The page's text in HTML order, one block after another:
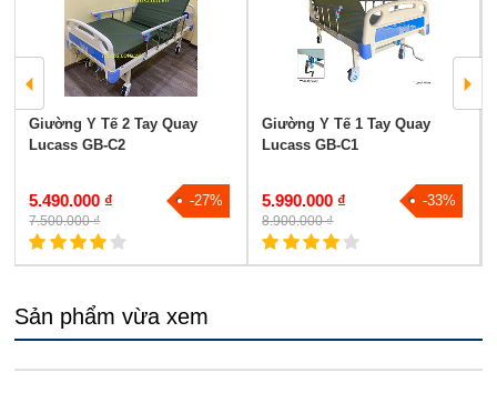
Giường Y Tế 2 Tay Quay
Lucass GB-C2
5.490.000 ₫
7.500.000 ₫
-27%
Giường Y Tế 1 Tay Quay
Lucass GB-C1
5.990.000 ₫
8.900.000 ₫
-33%
Sản phẩm vừa xem